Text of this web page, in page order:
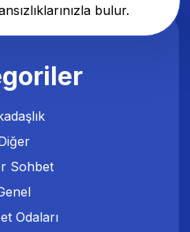
bulur.
Sohbet
Odaları